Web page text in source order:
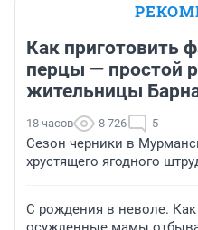
Как приготовить
перцы — простой
жительницы
18 часов 8 726 5
Сезон черники в
хрустящего ягодного
С рождения в неволе.